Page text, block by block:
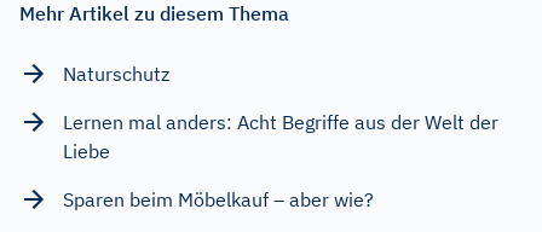
Mehr Artikel zu diesem Thema
Naturschutz
Lernen mal anders: Acht Begriffe aus der Welt der
Liebe
Sparen beim Möbelkauf – aber wie?